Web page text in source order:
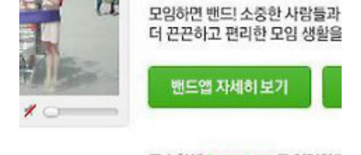
충실하고자 노력하고 또 연구하고 있습니다. 25인승, 31인승, 45인승,
골프투어16인승, 28인승 우등버스… 최신형 버스 각 차종별 다량 보유.
관광여행의 차별화를 선언한 버스25시는, 항상 쾌적한 차량으로 국빈
급..